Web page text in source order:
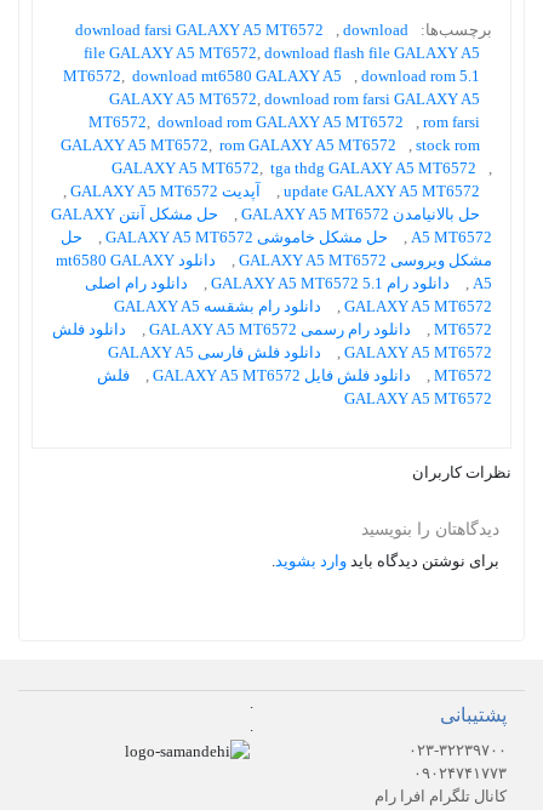
برچسب‌ها: download farsi GALAXY A5 MT6572 , download
file GALAXY A5 MT6572, download flash file GALAXY A5
MT6572, download mt6580 GALAXY A5 , download rom 5.1
GALAXY A5 MT6572, download rom farsi GALAXY A5
MT6572, download rom GALAXY A5 MT6572 , rom farsi
GALAXY A5 MT6572, rom GALAXY A5 MT6572 , stock rom
GALAXY A5 MT6572, tga thdg GALAXY A5 MT6572
,
update GALAXY A5 MT6572
, آپدیت GALAXY A5 MT6572
,
حل بالانیامدن GALAXY A5 MT6572
,
حل مشکل آنتن GALAXY
A5 MT6572
, حل مشکل خاموشی GALAXY A5 MT6572 ,
حل
مشکل ویروسی GALAXY A5 MT6572
,
دانلود mt6580 GALAXY
A5
, دانلود رام 5.1 GALAXY A5 MT6572 ,
دانلود رام اصلی
GALAXY A5 MT6572
,
دانلود رام بشقسه GALAXY A5
MT6572
, دانلود رام رسمی GALAXY A5 MT6572 ,
دانلود فلش
GALAXY A5 MT6572
,
دانلود فلش فارسی GALAXY A5
MT6572
, دانلود فلش فایل GALAXY A5 MT6572 ,
فلش
GALAXY A5 MT6572
نظرات کاربران
دیدگاهتان را بنویسید
برای نوشتن دیدگاه باید وارد بشوید.
پشتیبانی
۰۲۳-۳۲۲۳۹۷۰۰
۰۹۰۲۴۷۴۱۷۷۳
کانال تلگرام افرا رام
.
.